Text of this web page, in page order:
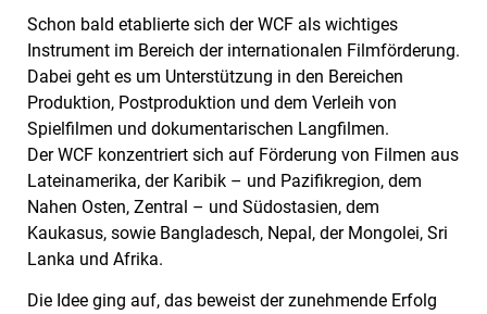
Schon bald etablierte sich der WCF als wichtiges
Instrument im Bereich der internationalen Filmförderung.
Dabei geht es um Unterstützung in den Bereichen
Produktion, Postproduktion und dem Verleih von
Spielfilmen und dokumentarischen Langfilmen.
Der WCF konzentriert sich auf Förderung von Filmen aus
Lateinamerika, der Karibik – und Pazifikregion, dem
Nahen Osten, Zentral – und Südostasien, dem
Kaukasus, sowie Bangladesch, Nepal, der Mongolei, Sri
Lanka und Afrika.
Die Idee ging auf, das beweist der zunehmende Erfolg